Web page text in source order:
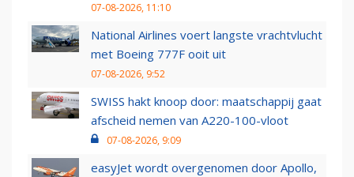
07-08-2026, 11:10
National Airlines voert langste vrachtvlucht
met Boeing 777F ooit uit
07-08-2026, 9:52
SWISS hakt knoop door: maatschappij gaat
afscheid nemen van A220-100-vloot
07-08-2026, 9:09
easyJet wordt overgenomen door Apollo,